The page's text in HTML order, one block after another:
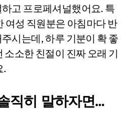
고 프로페셔널했어요. 특
여성 직원분은 아침마다 반
시는데, 하루 기분이 확 좋
소한 친절이 진짜 오래 기
.
직히 말하자면…